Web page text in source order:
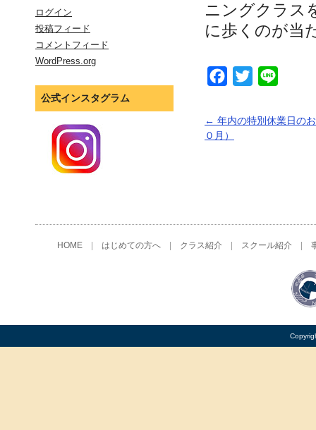
ログイン
投稿フィード
コメントフィード
WordPress.org
公式インスタグラム
ニングクラス
に歩くのが当
Facebook
Twitter
← 年内の特別休業日の
０月）
HOME| はじめての方へ| クラス紹介| スクール紹介|